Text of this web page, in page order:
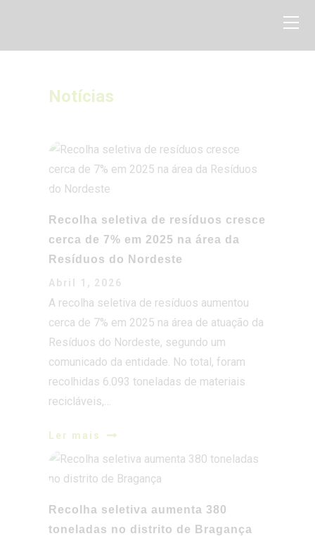
Serviços
Média
Biblioteca
Contactos
Notícias
Recolha seletiva de resíduos cresce
cerca de 7% em 2025 na área da
Resíduos do Nordeste
Abril 1, 2026
A recolha seletiva de resíduos aumentou
cerca de 7% em 2025 na área de atuação da
Resíduos do Nordeste, segundo um
comunicado da entidade. No total, foram
recolhidas 6.093 toneladas de materiais
recicláveis,…
Ler mais
Recolha seletiva aumenta 380
toneladas no distrito de Bragança